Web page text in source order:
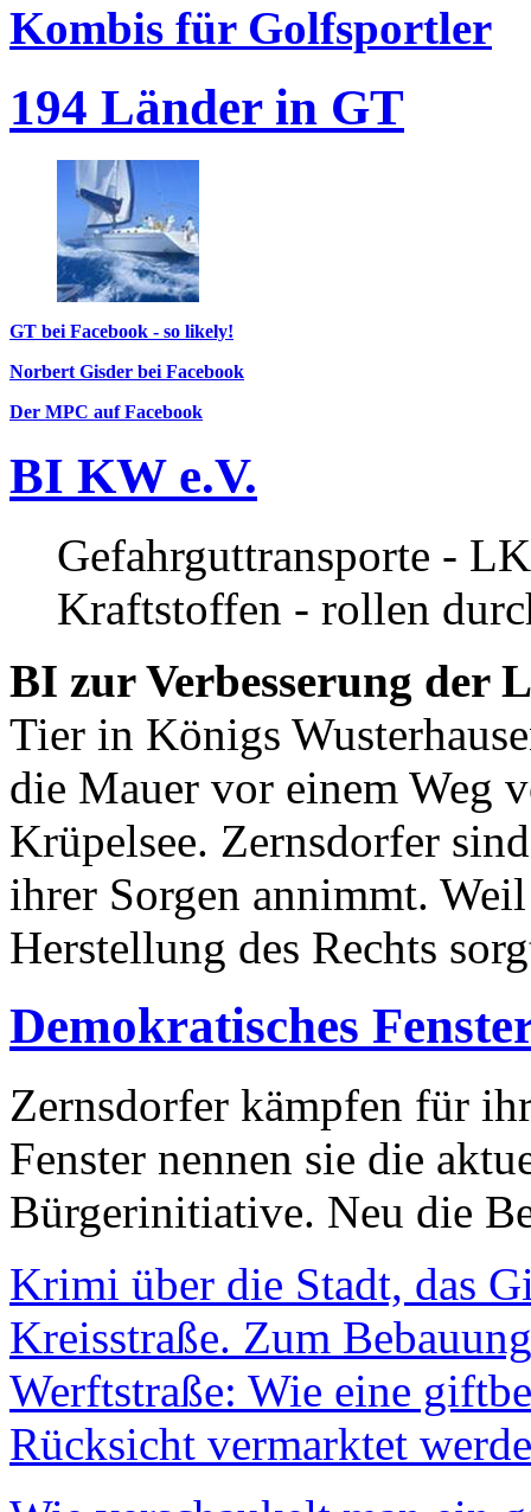
Kombis für Golfsportler
194 Länder in GT
GT bei Facebook - so likely!
Norbert Gisder bei Facebook
Der MPC auf Facebook
BI KW e.V.
Gefahrguttransporte -
Kraftstoffen - rollen
BI zur Verbesserung der
Tier in Königs
die Mauer vor einem Weg
Krüpelsee. Zernsdorfer
ihrer Sorgen annimmt.
Herstellung des Rechts
Demokratisches
Zernsdorfer kämpfen für
Fenster nennen sie die
Bürgerinitiative. Neu die
Krimi über die Stadt, das
Kreisstraße. Zum
Werftstraße: Wie eine
Rücksicht vermarktet